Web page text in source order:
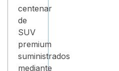
centenar
de
SUV
premium
suministrados
mediante